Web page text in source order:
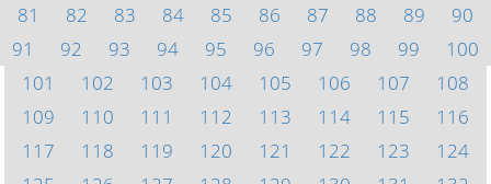
81
82 83 84 85 86 87 88 89
90
91
92 93 94 95 96 97 98 99
100
101
102 103 104 105 106 107
108
109
110 111 112 113 114 115
116
117
118 119 120 121 122 123
124